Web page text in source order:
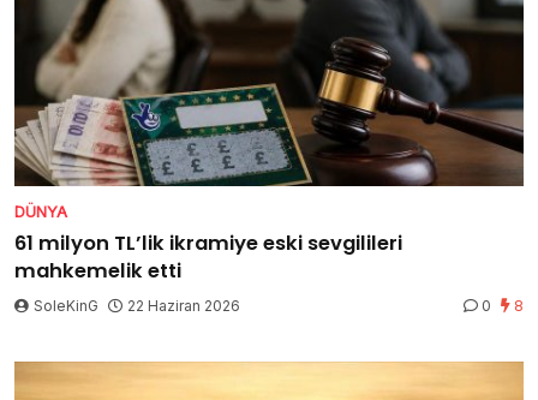
DÜNYA
61 milyon TL’lik ikramiye eski sevgilileri
mahkemelik etti
SoleKinG 22 Haziran 2026 0 8